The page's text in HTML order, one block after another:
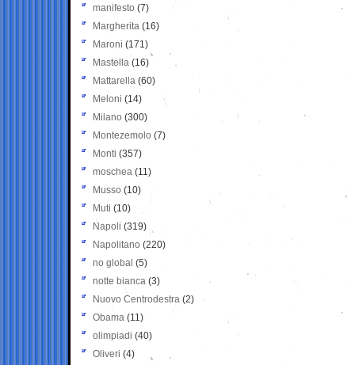
manifesto (7)
Margherita (16)
Maroni (171)
Mastella (16)
Mattarella (60)
Meloni (14)
Milano (300)
Montezemolo (7)
Monti (357)
moschea (11)
Musso (10)
Muti (10)
Napoli (319)
Napolitano (220)
no global (5)
notte bianca (3)
Nuovo Centrodestra (2)
Obama (11)
olimpiadi (40)
Oliveri (4)